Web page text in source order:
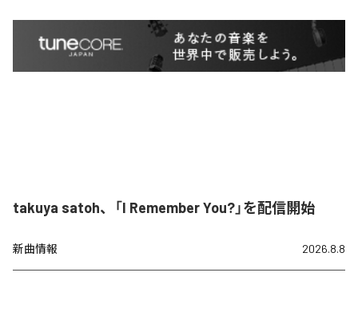
takuya satoh、「I Remember You?」を配信開始
新曲情報 2026.8.8